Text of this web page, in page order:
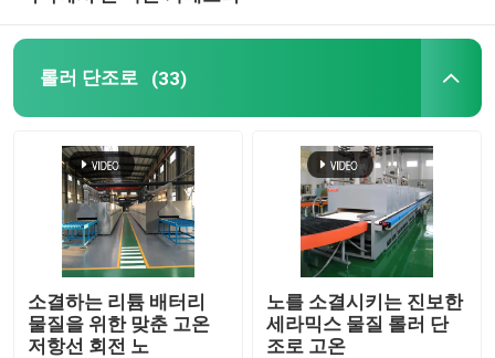
롤러허스 킬른
소성가마
요업로
롤러 단조로 (33)
소결하는 리튬 배터리
물질을 위한 맞춘 고온
저항선 회전 노
노를 소결시키는 진보한
세라믹스 물질 롤러 단
조로 고온